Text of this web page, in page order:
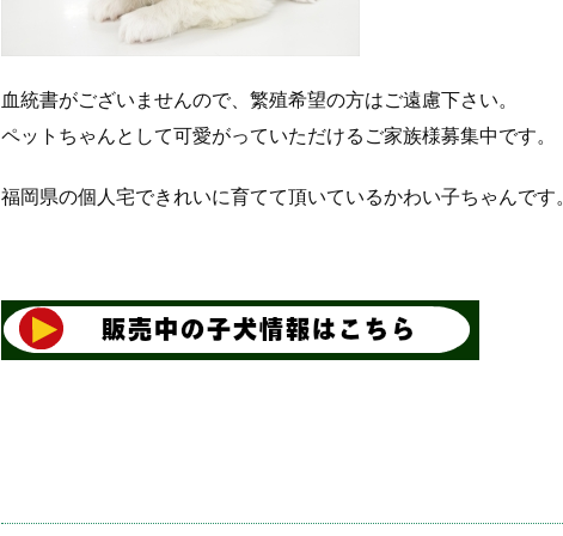
血統書がございませんので、繁殖希望の方はご遠慮下さい。
ペットちゃんとして可愛がっていただけるご家族様募集中です。
福岡県の個人宅できれいに育てて頂いているかわい子ちゃんです。